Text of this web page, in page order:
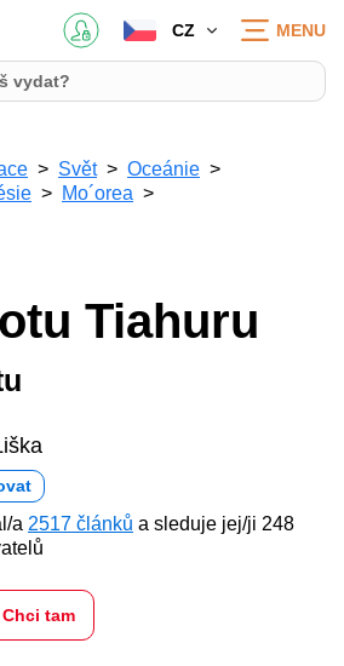
CZ MENU
Svět
Oceánie
Mo´orea
Tiahuru
a 2517 článků a sleduje jej/ji 248
Chci tam